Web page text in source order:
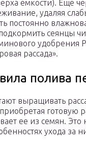
емкости). Еще
удаляя
постоянно
сеянцы
удобрения
рассада».
полива
выращивать
готовую
ее из семян. Это
ухода за